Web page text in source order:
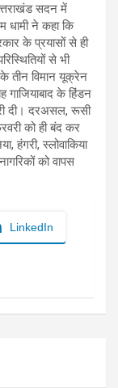
सदन में
धामी ने कहा कि
के प्रयासों से ही
से भी
तीन विमान यूक्रेन
गाजियाबाद के हिंडन
दी। दरअसल, रूसी
को ही बंद कर
हंगरी, स्लोवाकिया
को वापस
LinkedIn